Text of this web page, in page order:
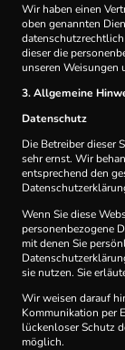
Wir haben einen
oben genannten
dieser die
unseren Weisungen
3. Allgemeine
Datenschutz
Die Betreiber dieser
sehr ernst. Wir
entsprechend den
Wenn Sie diese
personenbezogene
mit denen Sie
sie nutzen. Sie
Wir weisen darauf
Kommunikation per
lückenloser Schutz
möglich.